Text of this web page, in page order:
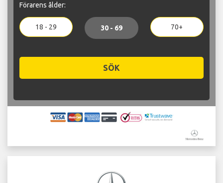
Förarens ålder:
18 - 29 30 - 69 70+
SÖK